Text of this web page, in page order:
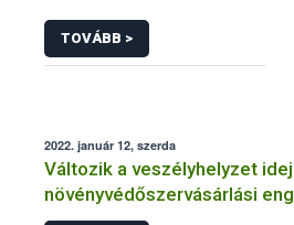
TOVÁBB >
2022. január 12, szerda
Változik a veszélyhelyzet
növényvédőszervásárlási
kapcsolatos szabályozás